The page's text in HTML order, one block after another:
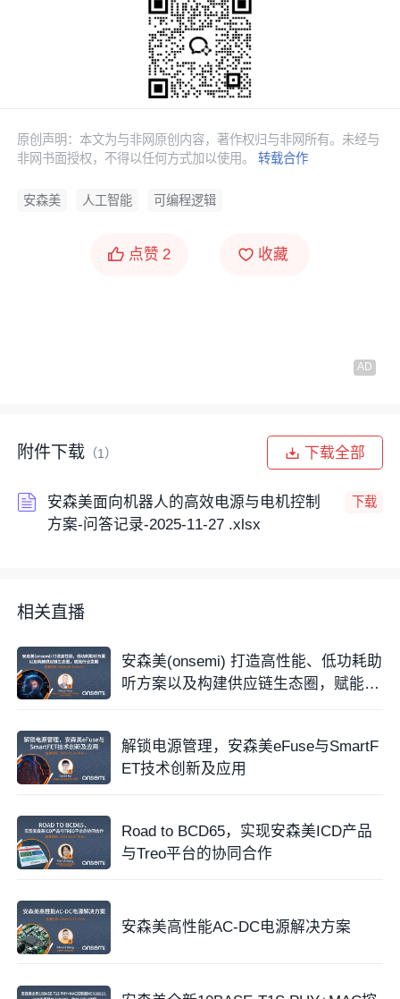
原创声明：本文为与非网原创内容，著作权归与非网所有。未经与
非网书面授权，不得以任何方式加以使用。转载合作
安森美 人工智能 可编程逻辑
点赞 2 收藏
附件下载 （1） 下载全部
安森美面向机器人的高效电源与电机控制
方案-问答记录-2025-11-27 .xlsx
下载
相关直播
安森美(onsemi) 打造高性能、低功耗助
听方案以及构建供应链生态圈，赋能行
解锁电源管理，安森美eFuse与SmartF
ET技术创新及应用
Road to BCD65，实现安森美ICD产品
与Treo平台的协同合作
安森美高性能AC-DC电源解决方案